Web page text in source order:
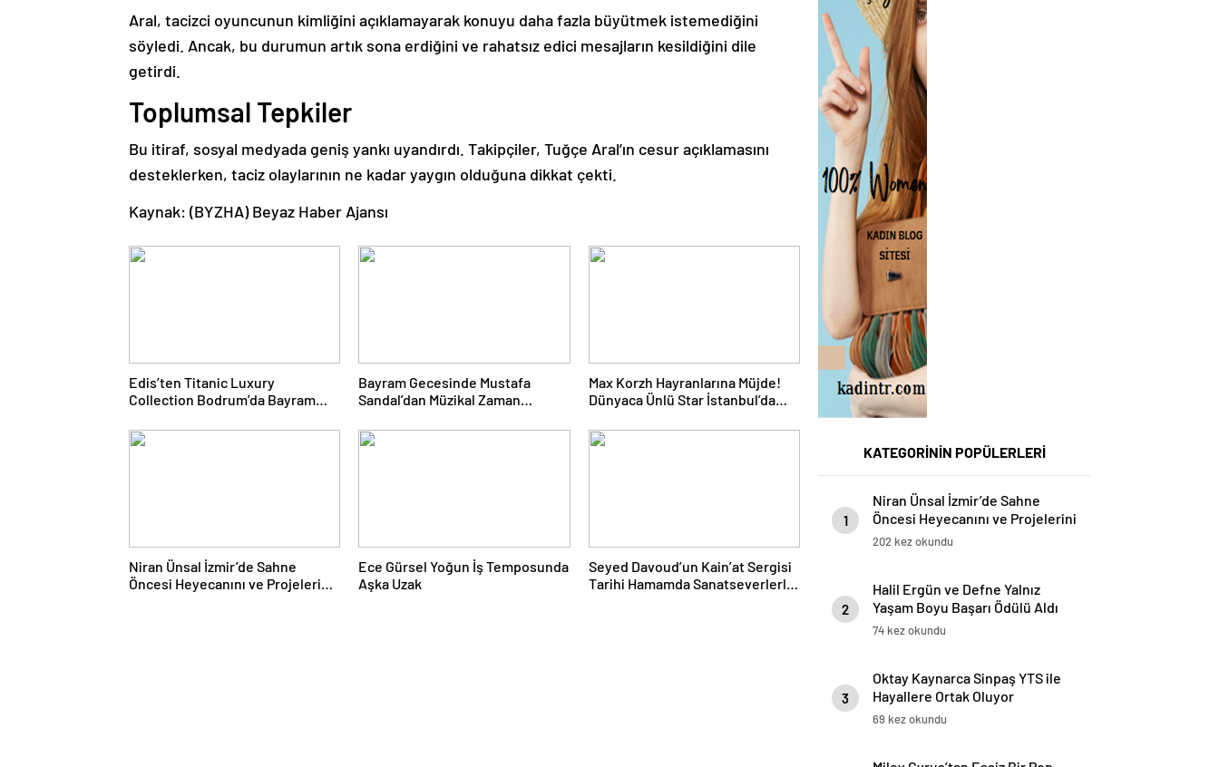
Aral, tacizci oyuncunun kimliğini açıklamayarak konuyu daha fazla büyütmek istemediğini
söyledi. Ancak, bu durumun artık sona erdiğini ve rahatsız edici mesajların kesildiğini dile
getirdi.
Toplumsal Tepkiler
Bu itiraf, sosyal medyada geniş yankı uyandırdı. Takipçiler, Tuğçe Aral’ın cesur açıklamasını
desteklerken, taciz olaylarının ne kadar yaygın olduğuna dikkat çekti.
Kaynak: (BYZHA) Beyaz Haber Ajansı
Edis’ten Titanic Luxury
Collection Bodrum’da Bayram
Performans
Bayram Gecesinde Mustafa
Sandal’dan Müzikal Zaman
Max Korzh Hayranlarına Müjde!
Dünyaca Ünlü Star İstanbul’da
Buluşuyor
Niran Ünsal İzmir’de Sahne
Öncesi Heyecanını ve Projelerini
Ece Gürsel Yoğun İş Temposunda
Aşka Uzak
Seyed Davoud’un Kain’at Sergisi
Tarihi Hamamda Sanatseverlerle
KATEGORİNİN POPÜLERLERİ
1
Niran Ünsal İzmir’de Sahne
Öncesi Heyecanını ve Projelerini
Anlattı
202 kez okundu
2
Halil Ergün ve Defne Yalnız
Yaşam Boyu Başarı Ödülü Aldı
74 kez okundu
3
Oktay Kaynarca Sinpaş YTS ile
Hayallere Ortak Oluyor
69 kez okundu